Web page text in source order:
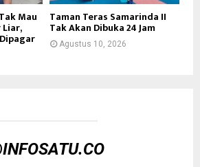
Mau Taman Teras Samarinda II
Tak Akan Dibuka 24 Jam
Agustus 10, 2026